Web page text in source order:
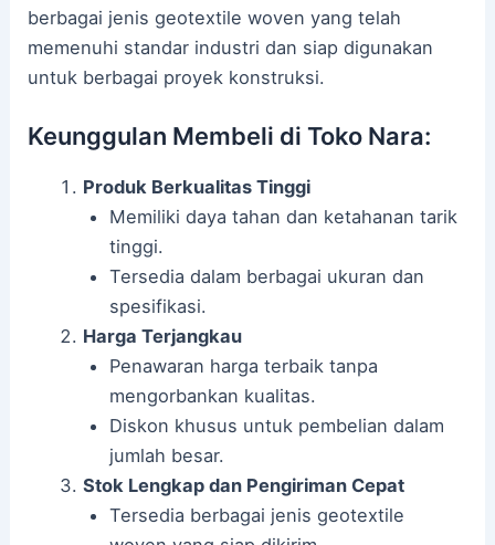
berbagai jenis geotextile woven yang telah
memenuhi standar industri dan siap digunakan
untuk berbagai proyek konstruksi.
Keunggulan Membeli di Toko Nara:
Produk Berkualitas Tinggi
Memiliki daya tahan dan ketahanan tarik
tinggi.
Tersedia dalam berbagai ukuran dan
spesifikasi.
Harga Terjangkau
Penawaran harga terbaik tanpa
mengorbankan kualitas.
Diskon khusus untuk pembelian dalam
jumlah besar.
Stok Lengkap dan Pengiriman Cepat
Tersedia berbagai jenis geotextile